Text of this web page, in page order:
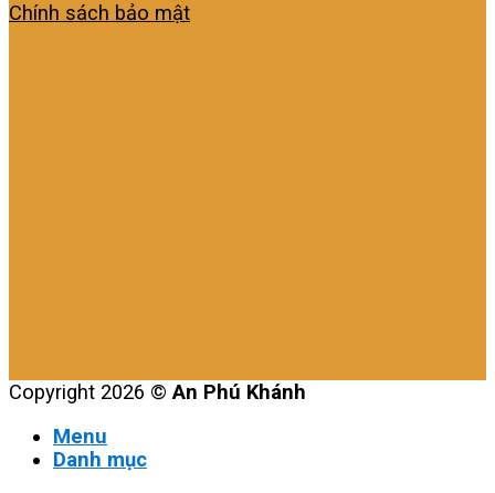
Chính sách bảo mật
Copyright 2026 ©An Phú Khánh
Menu
Danh mục